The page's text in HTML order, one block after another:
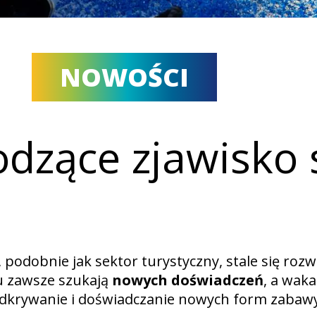
NOWOŚCI
jak sektor turystyczny, stale się
szukają nowych doświadczeń, a
i doświadczanie nowych form